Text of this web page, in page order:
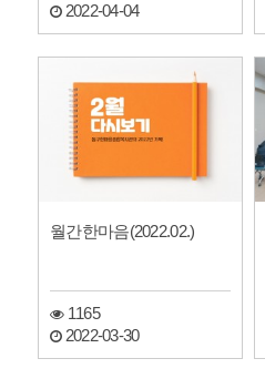
2022-04-04
월간한마음(2022.02.)
1165
2022-03-30